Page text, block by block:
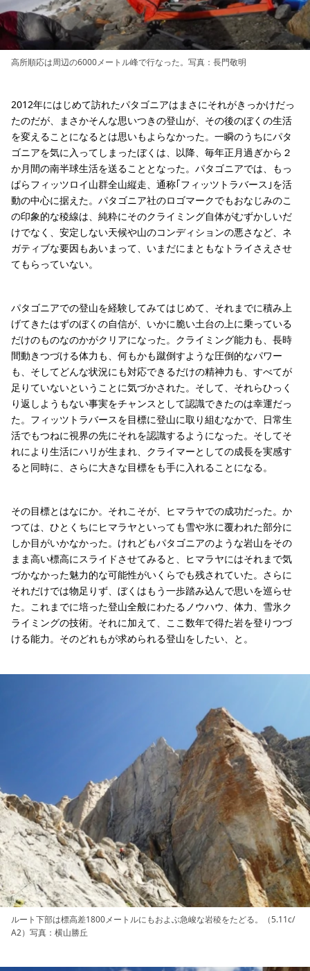
高所順応は周辺の6000メートル峰で行なった。写真：長門敬明
2012年にはじめて訪れたパタゴニアはまさにそれがきっかけだっ
たのだが、まさかそんな思いつきの登山が、その後のぼくの生活
を変えることになるとは思いもよらなかった。一瞬のうちにパタ
ゴニアを気に入ってしまったぼくは、以降、毎年正月過ぎから２
か月間の南半球生活を送ることとなった。パタゴニアでは、もっ
ぱらフィッツロイ山群全山縦走、通称｢フィッツトラバース｣を活
動の中心に据えた。パタゴニア社のロゴマークでもおなじみのこ
の印象的な稜線は、純粋にそのクライミング自体がむずかしいだ
けでなく、安定しない天候や山のコンディションの悪さなど、ネ
ガティブな要因もあいまって、いまだにまともなトライさえさせ
てもらっていない。
パタゴニアでの登山を経験してみてはじめて、それまでに積み上
げてきたはずのぼくの自信が、いかに脆い土台の上に乗っている
だけのものなのかがクリアになった。クライミング能力も、長時
間動きつづける体力も、何もかも蹴倒すような圧倒的なパワー
も、そしてどんな状況にも対応できるだけの精神力も、すべてが
足りていないということに気づかされた。そして、それらひっく
り返しようもない事実をチャンスとして認識できたのは幸運だっ
た。フィッツトラバースを目標に登山に取り組むなかで、日常生
活でもつねに視界の先にそれを認識するようになった。そしてそ
れにより生活にハリが生まれ、クライマーとしての成長を実感す
ると同時に、さらに大きな目標をも手に入れることになる。
その目標とはなにか。それこそが、ヒマラヤでの成功だった。か
つては、ひとくちにヒマラヤといっても雪や氷に覆われた部分に
しか目がいかなかった。けれどもパタゴニアのような岩山をその
まま高い標高にスライドさせてみると、ヒマラヤにはそれまで気
づかなかった魅力的な可能性がいくらでも残されていた。さらに
それだけでは物足りず、ぼくはもう一歩踏み込んで思いを巡らせ
た。これまでに培った登山全般にわたるノウハウ、体力、雪氷ク
ライミングの技術。それに加えて、ここ数年で得た岩を登りつづ
ける能力。そのどれもが求められる登山をしたい、と。
ルート下部は標高差1800メートルにもおよぶ急峻な岩稜をたどる。（5.11c/
A2）写真：横山勝丘